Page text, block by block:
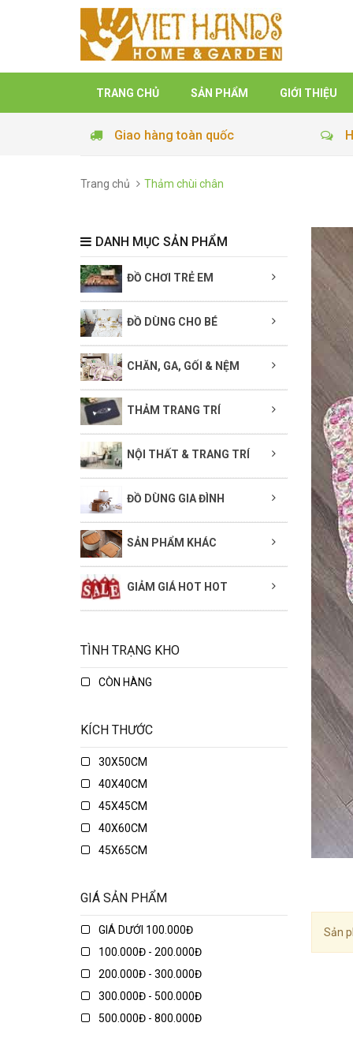
TRANG CHỦ SẢN PHẨM GIỚI THIỆU
Giao hàng toàn quốc
Trang chủ Thảm chùi chân
Sản
DANH MỤC SẢN PHẨM
ĐỒ CHƠI TRẺ EM
ĐỒ DÙNG CHO BÉ
CHĂN, GA, GỐI & NỆM
THẢM TRANG TRÍ
NỘI THẤT & TRANG TRÍ
ĐỒ DÙNG GIA ĐÌNH
SẢN PHẨM KHÁC
GIẢM GIÁ HOT HOT
TÌNH TRẠNG KHO
CÒN HÀNG
KÍCH THƯỚC
30X50CM
40X40CM
45X45CM
40X60CM
45X65CM
48X74CM
50X50CM
50X70CM
GIÁ SẢN PHẨM
GIÁ DƯỚI 100.000Đ
100.000Đ - 200.000Đ
200.000Đ - 300.000Đ
300.000Đ - 500.000Đ
500.000Đ - 800.000Đ